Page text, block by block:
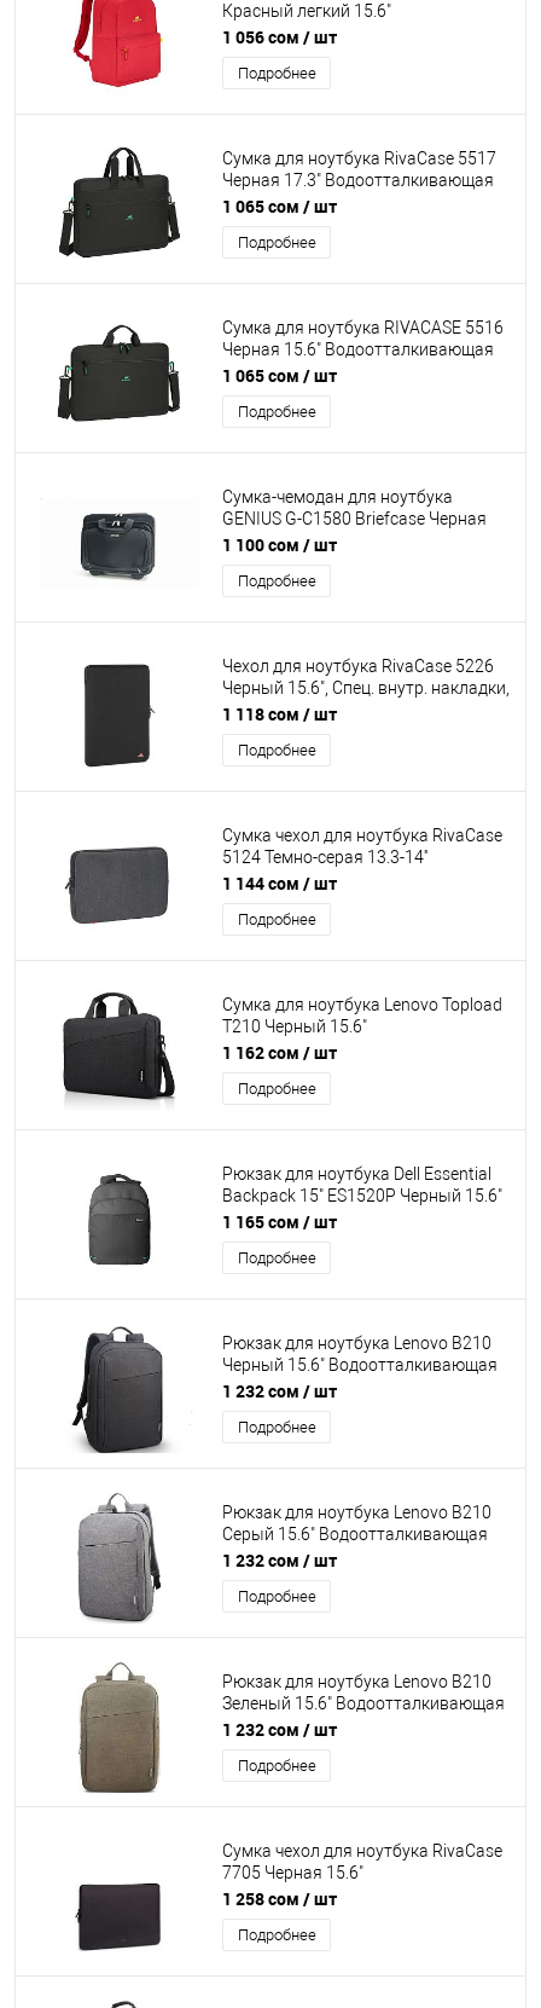
Красный легкий 15.6"
Водоотталкивающая ткань.
Смягчающие наплечные ремни с
регулеровкой. Внешний передний
молния.
1 056 сом / шт
Подробнее
Сумка для ноутбука RivaCase 5517
Черная 17.3" Водоотталкивающая
ткань. Передний карман на молнии,
плечевой ремень
1 065 сом / шт
Подробнее
Сумка для ноутбука RIVACASE 5516
Черная 15.6" Водоотталкивающая
ткань. Ультратонкая, внешний
карман на молнии, плечевой
ремень.
1 065 сом / шт
Подробнее
Сумка-чемодан для ноутбука
GENIUS G-C1580 Briefcase Черная
14"-15" Вместительная, Двойная
молния. Два отделения. Внешний
карман на молнии. Ручки из
транспортировки, выдвижная
1 100 сом / шт
Подробнее
Чехол для ноутбука RivaCase 5226
Черный 15.6", Спец. внутр. накладки,
Двойная застежка, Неопрен ,
Полиэстер , 275x385x25 мм
1 118 сом / шт
Подробнее
Сумка чехол для ноутбука RivaCase
5124 Темно-серая 13.3-14''
Материала LRPU с эффектом
памяти. Внутренние накладки по
углам, застежка молния.
1 144 сом / шт
Подробнее
Сумка для ноутбука Lenovo Topload
T210 Черный 15.6"
Водоотталкивающая ткань.
Отделение-органайзер, плечевой
ремень [GX40Q17229]
1 162 сом / шт
Подробнее
Рюкзак для ноутбука Dell Essential
Backpack 15" ES1520P Черный 15.6"
Водоотталкивающая ткань.
Смягчающие наплечные ремни с
регулировкой. Светоотраж.
боковые карманы для бутылки/
карман на молнии.
1 165 сом / шт
Подробнее
Рюкзак для ноутбука Lenovo B210
Черный 15.6" Водоотталкивающая
ткань. Смягчающие наплечные
ремни с регулировкой. Скрытый
передний карман на молнии,
молния. [GX40Q17225]
1 232 сом / шт
Подробнее
Рюкзак для ноутбука Lenovo B210
Серый 15.6" Водоотталкивающая
ткань. Смягчающие наплечные
ремни с регулировкой. Скрытый
передний карман на молнии,
молния. [GX40Q17227]
1 232 сом / шт
Подробнее
Рюкзак для ноутбука Lenovo B210
Зеленый 15.6" Водоотталкивающая
ткань. Смягчающие наплечные
ремни с регулировкой. Скрытый
передний карман на молнии,
молния. [GX40Q17228]
1 232 сом / шт
Подробнее
Сумка чехол для ноутбука RivaCase
7705 Черная 15.6"
Высококачественная
водоотталкивающая ткань. Защита
содержимого от царапин, ударов,
удобного доступа.
1 258 сом / шт
Подробнее